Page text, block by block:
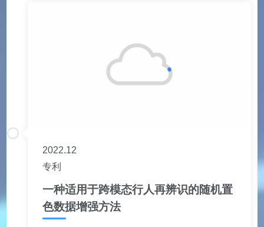
2022.12
专利
一种适用于跨模态行人再辨识的随机置
色数据增强方法